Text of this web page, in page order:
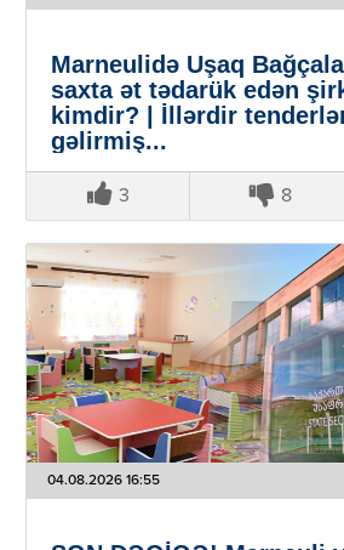
Marneulidə Uşaq
saxta ət tədarük edən
kimdir? | İllərdir
gəlirmiş...
3 8
04.08.2026 16:55